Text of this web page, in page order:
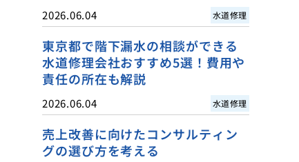
2026.06.04 水道修理
東京都で階下漏水の相談ができる
水道修理会社おすすめ5選！費用や
責任の所在も解説
2026.06.04 水道修理
売上改善に向けたコンサルティン
グの選び方を考える